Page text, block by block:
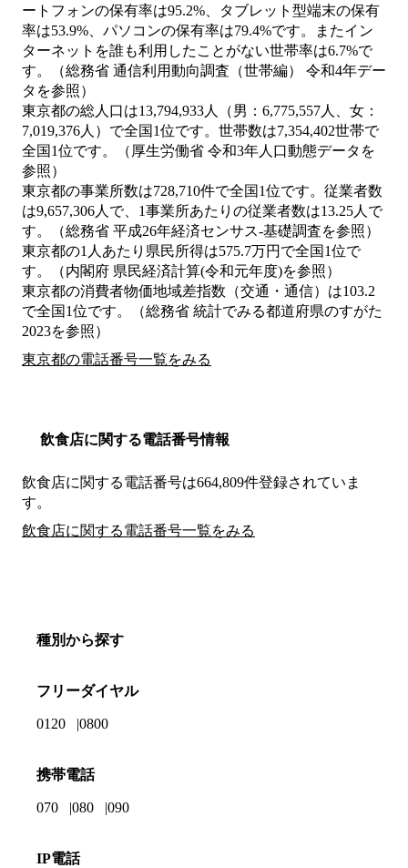
ートフォンの保有率は95.2%、タブレット型端末の保有
率は53.9%、パソコンの保有率は79.4%です。またイン
ターネットを誰も利用したことがない世帯率は6.7%で
す。（総務省 通信利用動向調査（世帯編） 令和4年デー
タを参照）
東京都の総人口は13,794,933人（男：6,775,557人、女：
7,019,376人）で全国1位です。世帯数は7,354,402世帯で
全国1位です。（厚生労働省 令和3年人口動態データを
参照）
東京都の事業所数は728,710件で全国1位です。従業者数
は9,657,306人で、1事業所あたりの従業者数は13.25人で
す。（総務省 平成26年経済センサス‐基礎調査を参照）
東京都の1人あたり県民所得は575.7万円で全国1位で
す。（内閣府 県民経済計算(令和元年度)を参照）
東京都の消費者物価地域差指数（交通・通信）は103.2
で全国1位です。（総務省 統計でみる都道府県のすがた
2023を参照）
東京都の電話番号一覧をみる
飲食店に関する電話番号情報
飲食店に関する電話番号は664,809件登録されていま
す。
飲食店に関する電話番号一覧をみる
種別から探す
フリーダイヤル
0120 0800
携帯電話
070 080 090
IP電話